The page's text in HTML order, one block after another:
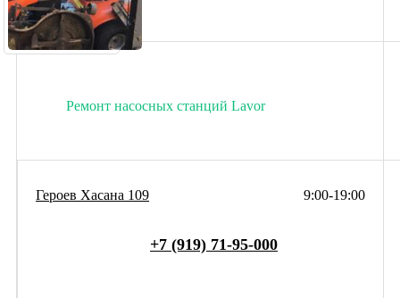
Ремонт насосных станций Lavor
9:00-19:00
Героев Хасана 109
+7 (919) 71-95-000